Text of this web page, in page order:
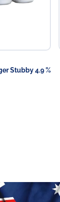
Stubby 4.9 %